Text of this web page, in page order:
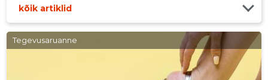
muudeti kaubavalikut ja alustati investorite
otsimist.Müüki pandi mittevajalik põhivara. Leppisime
kokku maksegraafikus, hakkasime müüma teist
kaupa.Need sammud aitavad ettevõttel taastuda ja
kõik artiklid
Tegevusaruanne